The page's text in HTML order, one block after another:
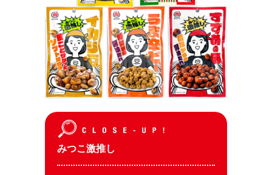
みつこ激推し